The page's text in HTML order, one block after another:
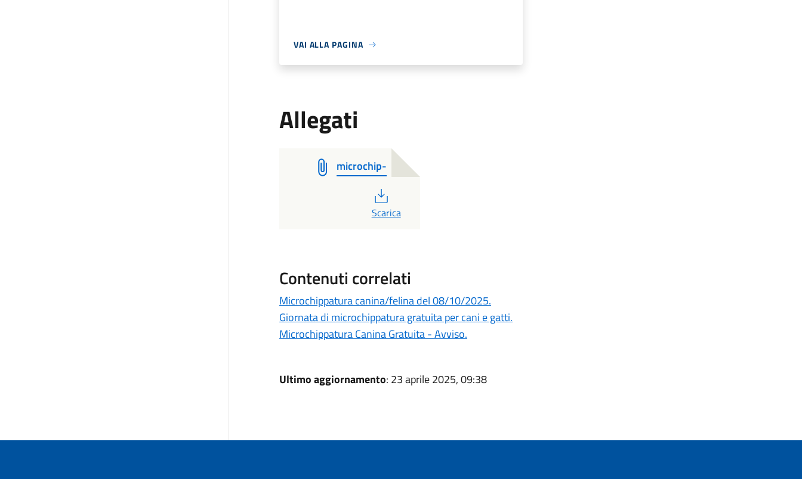
VAI ALLA PAGINA
Allegati
microchip-
PDF
Scarica
Contenuti correlati
Microchippatura canina/felina del 08/10/2025.
Giornata di microchippatura gratuita per cani e gatti.
Microchippatura Canina Gratuita - Avviso.
Ultimo aggiornamento: 23 aprile 2025, 09:38